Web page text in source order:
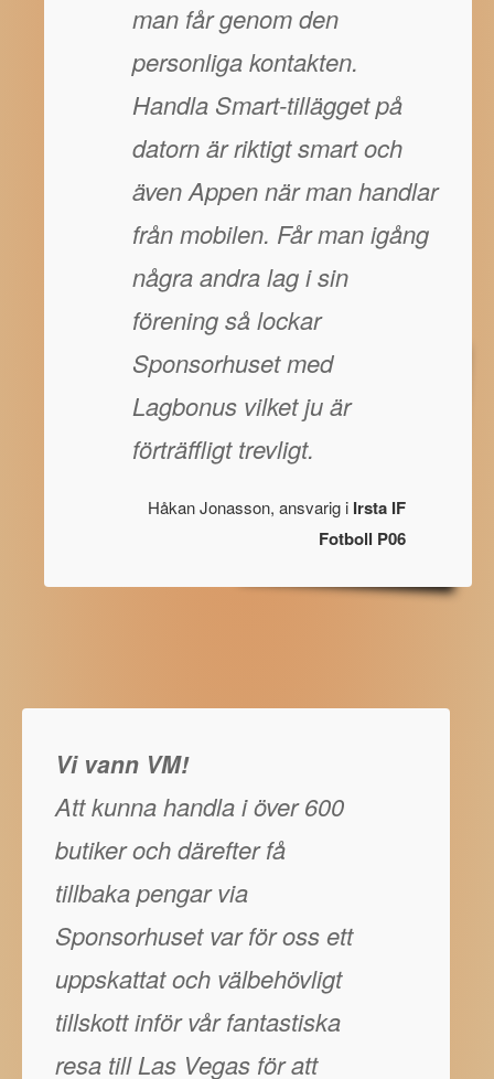
man får genom den
personliga kontakten.
Handla Smart-tillägget på
datorn är riktigt smart och
även Appen när man handlar
från mobilen. Får man igång
några andra lag i sin
förening så lockar
Sponsorhuset med
Lagbonus vilket ju är
förträffligt trevligt.
Håkan Jonasson, ansvarig i Irsta IF
Fotboll P06
Vi vann VM!
Att kunna handla i över 600
butiker och därefter få
tillbaka pengar via
Sponsorhuset var för oss ett
uppskattat och välbehövligt
tillskott inför vår fantastiska
resa till Las Vegas för att